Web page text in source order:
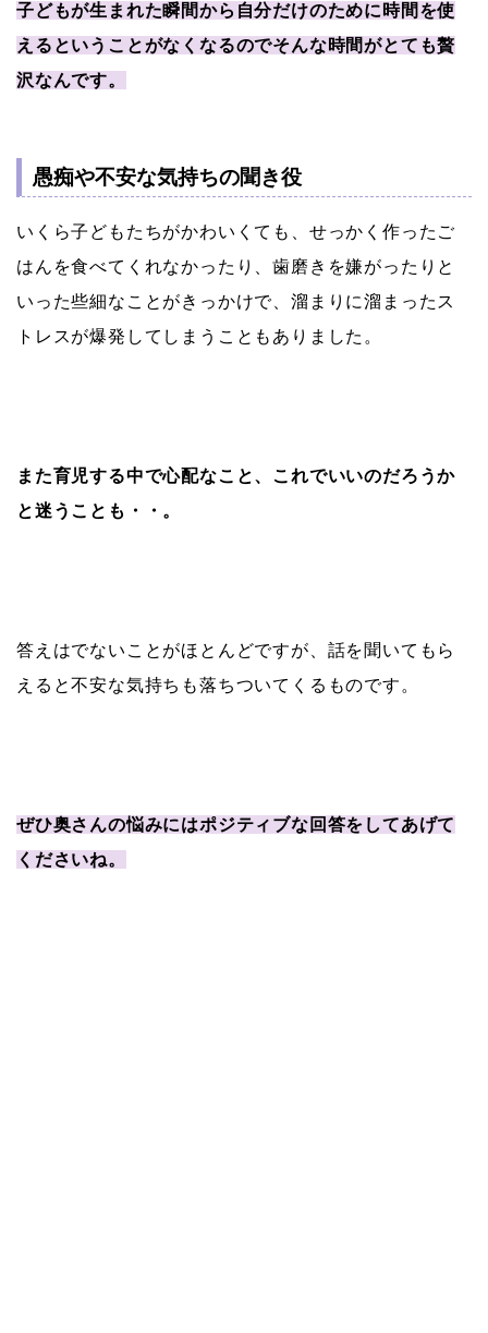
子どもが生まれた瞬間から自分だけのために時間を使
えるということがなくなるのでそんな時間がとても贅
沢なんです。
愚痴や不安な気持ちの聞き役
いくら子どもたちがかわいくても、せっかく作ったご
はんを食べてくれなかったり、歯磨きを嫌がったりと
いった些細なことがきっかけで、溜まりに溜まったス
トレスが爆発してしまうこともありました。
また育児する中で心配なこと、これでいいのだろうか
と迷うことも・・。
答えはでないことがほとんどですが、話を聞いてもら
えると不安な気持ちも落ちついてくるものです。
ぜひ奥さんの悩みにはポジティブな回答をしてあげて
くださいね。